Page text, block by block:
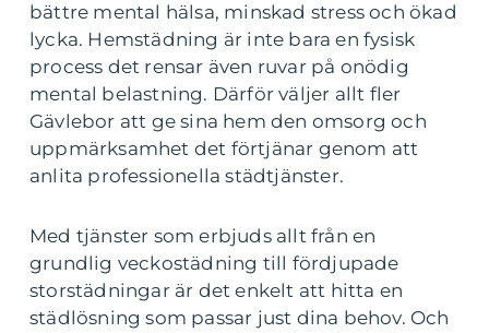
bättre mental hälsa, minskad stress och ökad
lycka. Hemstädning är inte bara en fysisk
process det rensar även ruvar på onödig
mental belastning. Därför väljer allt fler
Gävlebor att ge sina hem den omsorg och
uppmärksamhet det förtjänar genom att
anlita professionella städtjänster.
Med tjänster som erbjuds allt från en
grundlig veckostädning till fördjupade
storstädningar är det enkelt att hitta en
städlösning som passar just dina behov. Och